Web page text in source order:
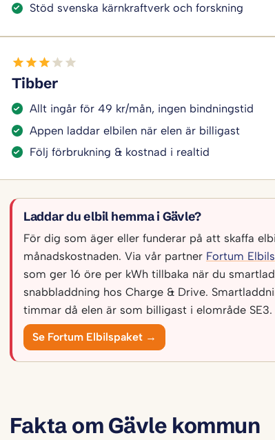
Stöd svenska kärnkraftverk och forskning
Tibber
Allt ingår för 49 kr/mån, ingen bindningstid
Appen laddar elbilen när elen är billigast
Följ förbrukning & kostnad i realtid
Laddar du elbil hemma i Gävle?
För dig som äger eller funderar på att skaffa
månadskostnaden. Via vår partner Fortum
som ger 16 öre per kWh tillbaka när du
snabbladdning hos Charge & Drive.
timmar då elen är som billigast i elområde SE3.
Se Fortum Elbilspaket →
Fakta om Gävle kommun